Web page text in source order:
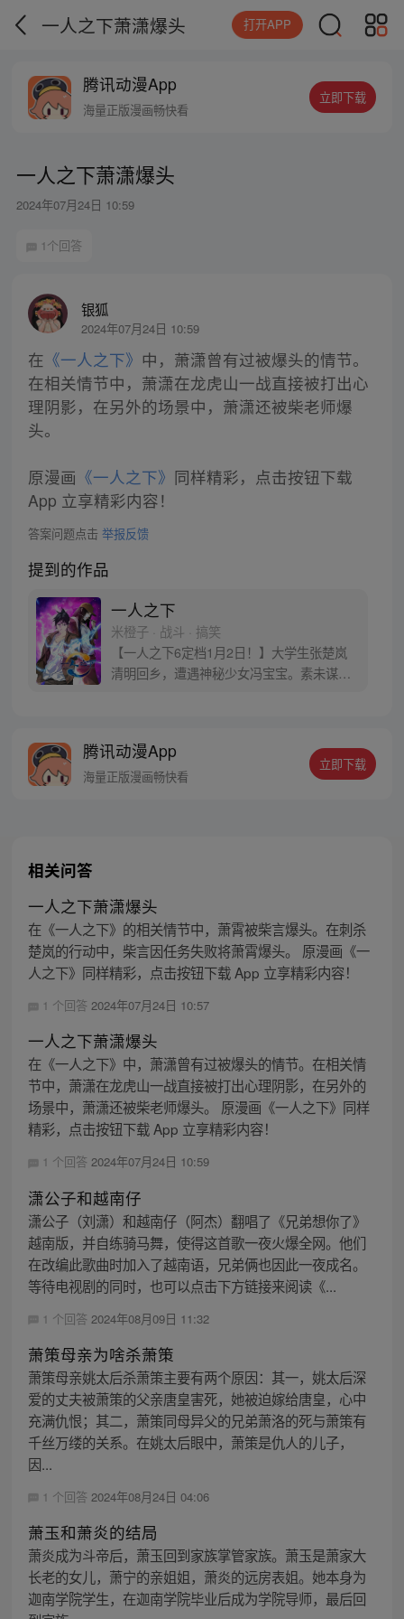
一人之下萧潇爆头 打开APP
腾讯动漫App
海量正版漫画畅快看
立即下载
一人之下萧潇爆头
2024年07月24日 10:59
1个回答
银狐
2024年07月24日 10:59
在 《一人之下》 中，萧潇曾有过被爆头的情节。
在相关情节中，萧潇在龙虎山一战直接被打出心
理阴影，在另外的场景中，萧潇还被柴老师爆
头。
原漫画 《一人之下》 同样精彩，点击按钮下载
App 立享精彩内容！
答案问题点击 举报反馈
提到的作品
一人之下
米橙子 · 战斗 · 搞笑
【一人之下6定档1月2日！】大学生张楚岚
清明回乡，遭遇神秘少女冯宝宝。素未谋面
密，张楚岚的生活被彻底颠覆，与冯宝宝一
同踏上“异人”之旅。
腾讯动漫App
海量正版漫画畅快看
立即下载
相关问答
一人之下萧潇爆头
在《一人之下》的相关情节中，萧霄被柴言爆头。在刺杀
楚岚的行动中，柴言因任务失败将萧霄爆头。 原漫画《一
人之下》同样精彩，点击按钮下载 App 立享精彩内容！
1 个回答 2024年07月24日 10:57
一人之下萧潇爆头
在《一人之下》中，萧潇曾有过被爆头的情节。在相关情
节中，萧潇在龙虎山一战直接被打出心理阴影，在另外的
场景中，萧潇还被柴老师爆头。 原漫画《一人之下》同样
精彩，点击按钮下载 App 立享精彩内容！
1 个回答 2024年07月24日 10:59
潇公子和越南仔
潇公子（刘潇）和越南仔（阿杰）翻唱了《兄弟想你了》
越南版，并自练骑马舞，使得这首歌一夜火爆全网。他们
在改编此歌曲时加入了越南语，兄弟俩也因此一夜成名。
等待电视剧的同时，也可以点击下方链接来阅读《...
1 个回答 2024年08月09日 11:32
萧策母亲为啥杀萧策
萧策母亲姚太后杀萧策主要有两个原因：其一，姚太后深
爱的丈夫被萧策的父亲唐皇害死，她被迫嫁给唐皇，心中
充满仇恨；其二，萧策同母异父的兄弟萧洛的死与萧策有
千丝万缕的关系。在姚太后眼中，萧策是仇人的儿子，
因...
1 个回答 2024年08月24日 04:06
萧玉和萧炎的结局
萧炎成为斗帝后，萧玉回到家族掌管家族。萧玉是萧家大
长老的女儿，萧宁的亲姐姐，萧炎的远房表姐。她本身为
迦南学院学生，在迦南学院毕业后成为学院导师，最后回